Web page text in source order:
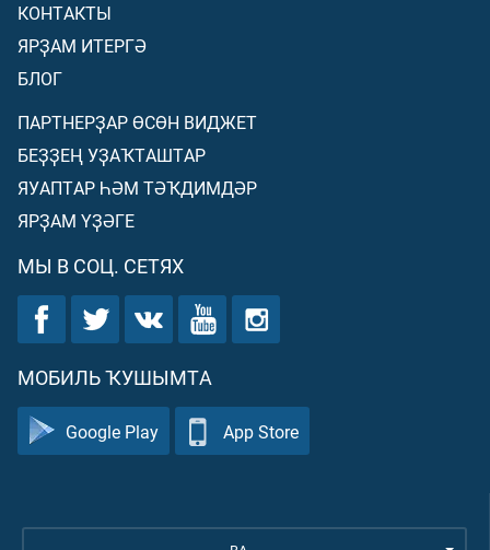
КОНТАКТЫ
ЯРҘАМ ИТЕРГӘ
БЛОГ
ПАРТНЕРҘАР ӨСӨН ВИДЖЕТ
БЕҘҘЕҢ УҘАҠТАШТАР
ЯУАПТАР ҺӘМ ТӘҠДИМДӘР
ЯРҘАМ ҮҘӘГЕ
МЫ В СОЦ. СЕТЯХ
МОБИЛЬ ҠУШЫМТА
Google Play App Store